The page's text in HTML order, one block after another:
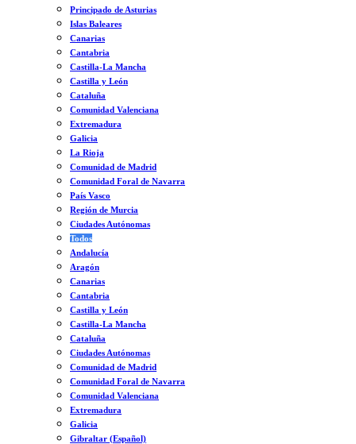
Principado de Asturias
Islas Baleares
Canarias
Cantabria
Castilla-La Mancha
Castilla y León
Cataluña
Comunidad Valenciana
Extremadura
Galicia
La Rioja
Comunidad de Madrid
Comunidad Foral de Navarra
País Vasco
Región de Murcia
Ciudades Autónomas
Todos
Andalucía
Aragón
Canarias
Cantabria
Castilla y León
Castilla-La Mancha
Cataluña
Ciudades Autónomas
Comunidad de Madrid
Comunidad Foral de Navarra
Comunidad Valenciana
Extremadura
Galicia
Gibraltar (Español)